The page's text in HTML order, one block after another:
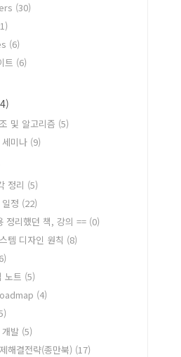
(30)
(6)
트 (6)
및 알고리즘 (5)
미나 (9)
정리 (5)
정 (22)
정리했던 책, 강의 == (0)
템 디자인 원칙 (8)
노트 (5)
(4)
발 (5)
해결전략(종만북) (17)